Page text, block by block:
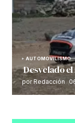
AUTOMOVILISMO
Desvelado el
por Redacción